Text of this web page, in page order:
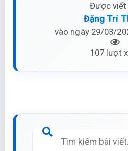
Được viết
Đặng Trí
vào ngày 29/03/
107 lượt